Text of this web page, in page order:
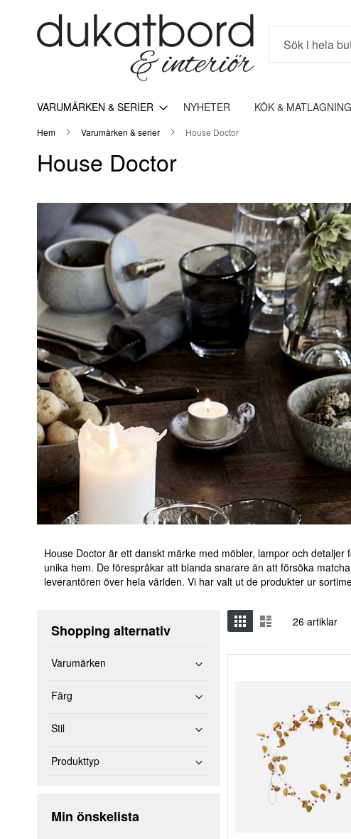
Sök
VARUMÄRKEN & SERIER NYHETER KÖK & MATLAGNING
Hem Varumärken & serier House Doctor
House Doctor
House Doctor är ett danskt märke med möbler, lampor och
unika hem. De förespråkar att blanda snarare än att försöka
leverantören över hela världen. Vi har valt ut de produkter ur
Visa
som
Grid Listvy26 artiklar
Shopping alternativ
Varumärken
Färg
Stil
Produkttyp
Min önskelista